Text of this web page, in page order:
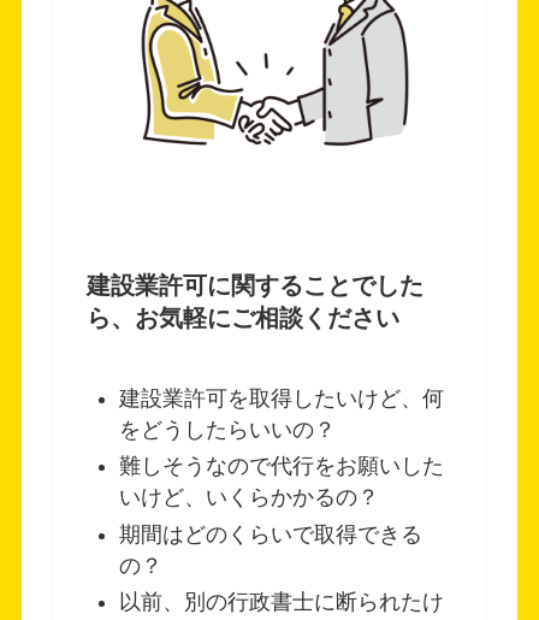
建設業許可に関することでした
ら、お気軽にご相談ください
建設業許可を取得したいけど、何
をどうしたらいいの？
難しそうなので代行をお願いした
いけど、いくらかかるの？
期間はどのくらいで取得できる
の？
以前、別の行政書士に断られたけ